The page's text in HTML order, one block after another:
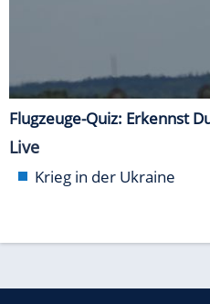
Flugzeuge-Quiz: Erkennst
Live
Krieg in der Ukraine